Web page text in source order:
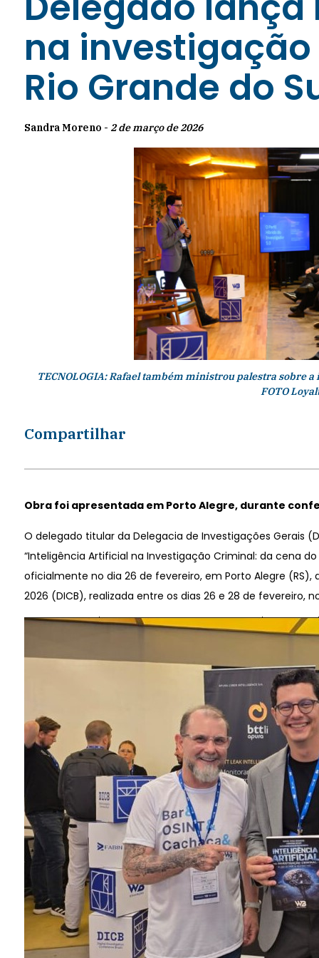
na
Rio Grande do
Sandra Moreno - 2 de março de 2026
TECNOLOGIA: Rafael também ministrou palestra sobre
FOTO
Compartilhar
Obra foi apresentada em Porto Alegre, durante
O delegado titular da Delegacia de Investigações Gerais
“Inteligência Artificial na Investigação Criminal: da cena
oficialmente no dia 26 de fevereiro, em Porto Alegre
2026 (DICB), realizada entre os dias 26 e 28 de fevereiro,